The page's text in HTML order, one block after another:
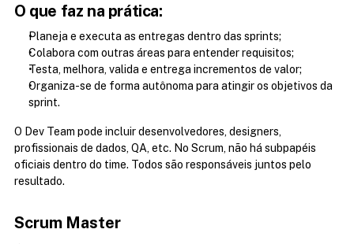
O que faz na prática:
Planeja e executa as entregas dentro das sprints;
Colabora com outras áreas para entender requisitos;
Testa, melhora, valida e entrega incrementos de valor;
Organiza-se de forma autônoma para atingir os objetivos da
sprint.
O Dev Team pode incluir desenvolvedores, designers,
profissionais de dados, QA, etc. No Scrum, não há subpapéis
oficiais dentro do time. Todos são responsáveis juntos pelo
resultado.
Scrum Master